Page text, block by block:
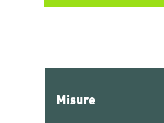
Misure